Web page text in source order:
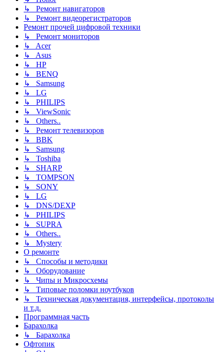
↳ Ремонт навигаторов
↳ Ремонт видеорегистраторов
Ремонт прочей цифровой техники
↳ Ремонт мониторов
↳ Acer
↳ Asus
↳ HP
↳ BENQ
↳ Samsung
↳ LG
↳ PHILIPS
↳ ViewSonic
↳ Others..
↳ Ремонт телевизоров
↳ BBK
↳ Samsung
↳ Toshiba
↳ SHARP
↳ TOMPSON
↳ SONY
↳ LG
↳ DNS/DEXP
↳ PHILIPS
↳ SUPRA
↳ Others..
↳ Mystery
О ремонте
↳ Способы и методики
↳ Оборудование
↳ Чипы и Микросхемы
↳ Типовые поломки ноутбуков
↳ Техническая документация, интерфейсы, протоколы
и т.д.
Программная часть
Барахолка
↳ Барахолка
Офтопик